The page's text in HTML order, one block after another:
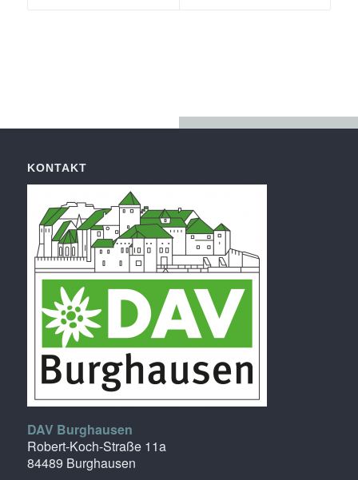
KONTAKT
DAV Burghausen
Robert-Koch-Straße 11a
84489 Burghausen